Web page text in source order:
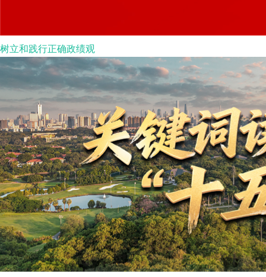
树立和践行正确政绩观